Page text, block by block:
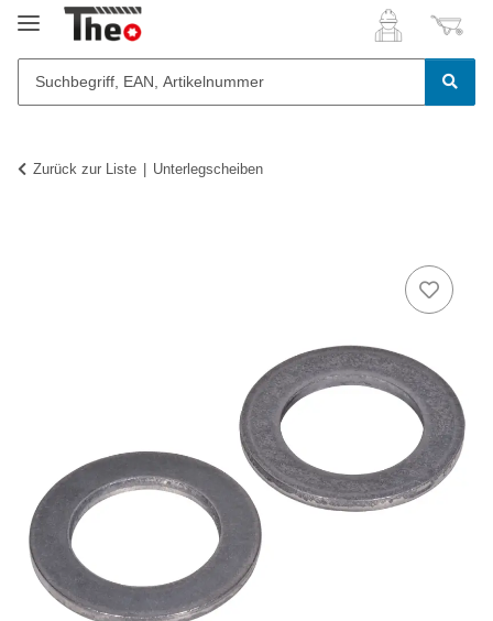
Zurück zur Liste Unterlegscheiben